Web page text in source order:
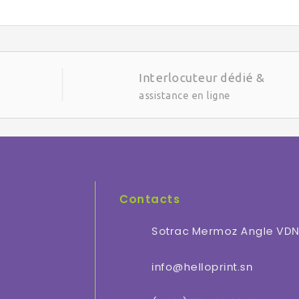
Interlocuteur dédié &
assistance en ligne
Contacts
Sotrac Mermoz Angle VDN
info@helloprint.sn